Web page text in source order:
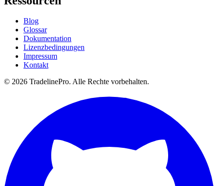
Blog
Glossar
Dokumentation
Lizenzbedingungen
Impressum
Kontakt
© 2026 TradelinePro. Alle Rechte vorbehalten.